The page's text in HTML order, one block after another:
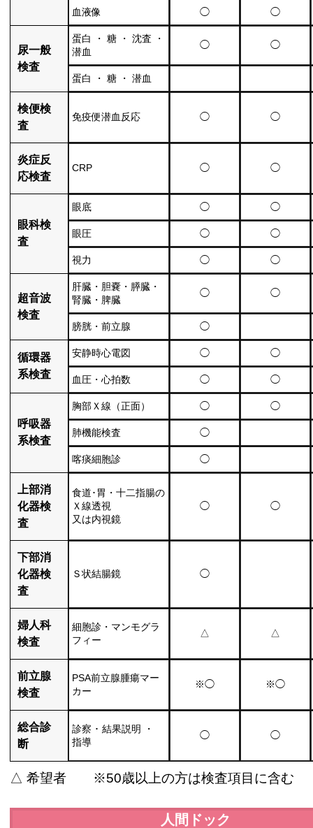
血液像 ◯ ◯
尿一般
検査
蛋白 ・ 糖 ・ 沈査 ・
潜血
◯ ◯
蛋白 ・ 糖 ・ 潜血
検便検
査
免疫便潜血反応 ◯ ◯
炎症反
応検査
CRP ◯ ◯
眼科検
査
眼底 ◯ ◯
眼圧 ◯ ◯
視力 ◯ ◯
超音波
検査
肝臓・胆嚢・膵臓・
腎臓・脾臓
◯ ◯
膀胱・前立腺 ◯
循環器
系検査
安静時心電図 ◯ ◯
血圧・心拍数 ◯ ◯
呼吸器
系検査
胸部Ｘ線（正面） ◯ ◯
肺機能検査 ◯
喀痰細胞診 ◯
上部消
化器検
査
食道･胃・十二指腸の
Ｘ線透視
又は内視鏡
◯ ◯
下部消
化器検
査
Ｓ状結腸鏡 ◯
婦人科
検査
細胞診・マンモグラ
フィー
△ △
前立腺
検査
PSA前立腺腫瘍マー
カー
※◯ ※◯
総合診
断
診察 ･ 結果説明 ・
指導
◯ ◯
△ 希望者 ※50歳以上の方は検査項目に含む
人間ドック